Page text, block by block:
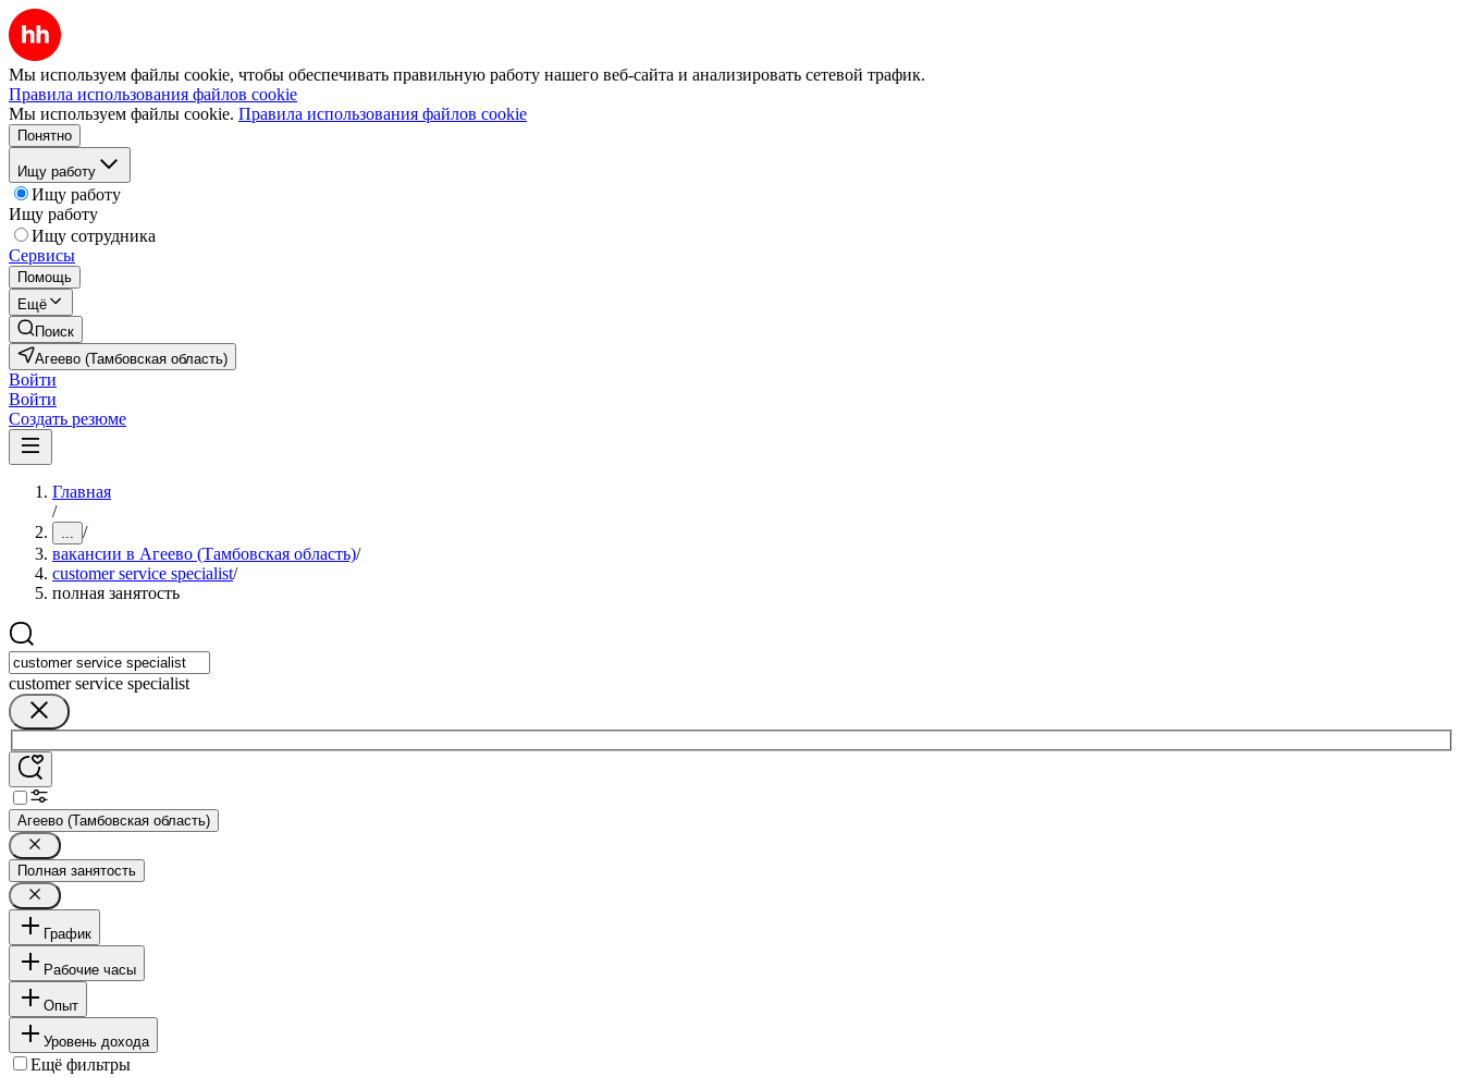
Мы используем файлы cookie, чтобы обеспечивать правильную работу нашего веб-сайта и анализировать сетевой трафик.
Правила использования файлов cookie
Мы используем файлы cookie. Правила использования файлов cookie
Понятно
Ищу работу
Ищу работу
Ищу работу
Ищу сотрудника
Сервисы
Помощь
Ещё
Поиск
Агеево (Тамбовская область)
Войти
Войти
Создать резюме
Главная
/
... /
вакансии в Агеево (Тамбовская область)/
customer service specialist/
полная занятость
customer service specialist
Агеево (Тамбовская область)
Полная занятость
График
Рабочие часы
Опыт
Уровень дохода
Ещё фильтры